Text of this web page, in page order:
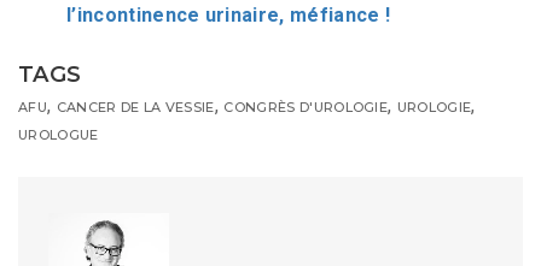
l’incontinence urinaire, méfiance !
TAGS
AFU, CANCER DE LA VESSIE, CONGRÈS D'UROLOGIE, UROLOGIE,
UROLOGUE